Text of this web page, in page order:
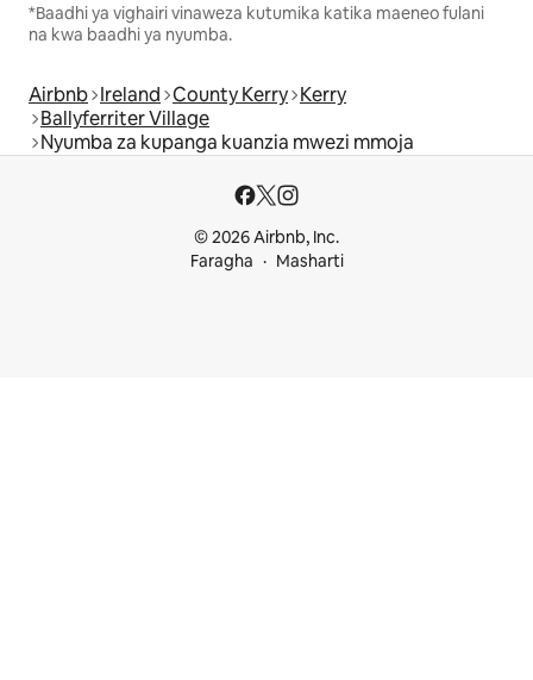
*Baadhi ya vighairi vinaweza kutumika katika maeneo fulani
na kwa baadhi ya nyumba.
Airbnb Ireland County Kerry Kerry
Ballyferriter Village
Nyumba za kupanga kuanzia mwezi mmoja
© 2026 Airbnb, Inc.
Faragha
Masharti